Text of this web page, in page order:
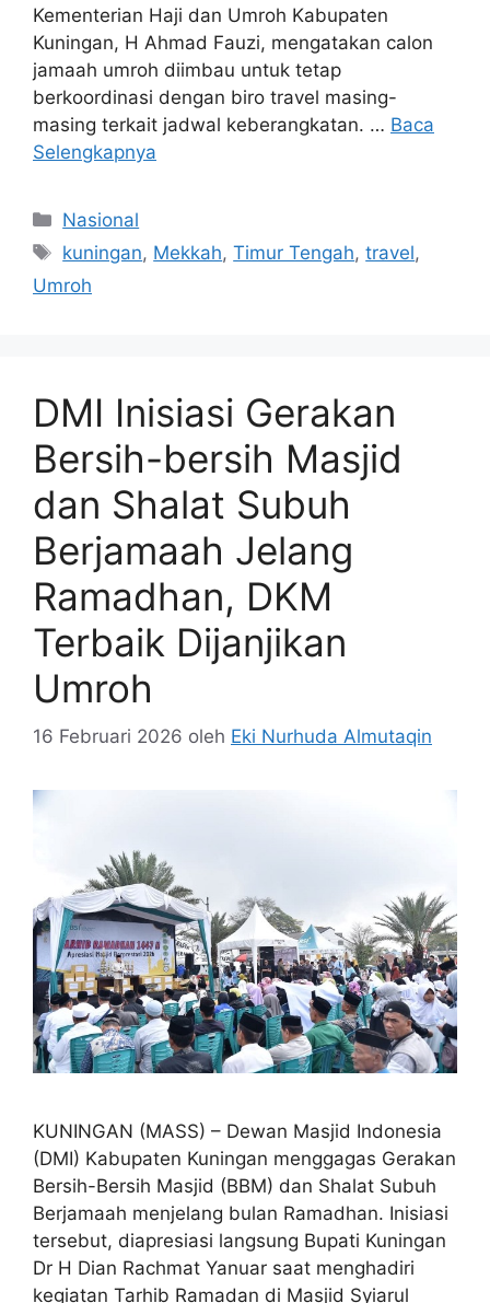
Kementerian Haji dan Umroh Kabupaten
Kuningan, H Ahmad Fauzi, mengatakan calon
jamaah umroh diimbau untuk tetap
berkoordinasi dengan biro travel masing-
masing terkait jadwal keberangkatan. … Baca
Selengkapnya
Kategori
Nasional
Tag
kuningan, Mekkah,Timur Tengah,travel,
Umroh
DMI Inisiasi Gerakan
Bersih-bersih Masjid
dan Shalat Subuh
Berjamaah Jelang
Ramadhan, DKM
Terbaik Dijanjikan
Umroh
16 Februari 2026 oleh Eki Nurhuda Almutaqin
KUNINGAN (MASS) – Dewan Masjid Indonesia
(DMI) Kabupaten Kuningan menggagas Gerakan
Bersih-Bersih Masjid (BBM) dan Shalat Subuh
Berjamaah menjelang bulan Ramadhan. Inisiasi
tersebut, diapresiasi langsung Bupati Kuningan
Dr H Dian Rachmat Yanuar saat menghadiri
kegiatan Tarhib Ramadan di Masjid Syiarul